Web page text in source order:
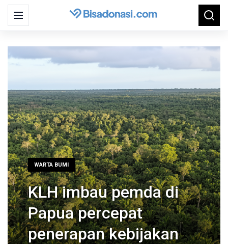
Menu
Search
for:
WARTA BUMI
KLH imbau pemda di
Papua percepat
penerapan kebijakan